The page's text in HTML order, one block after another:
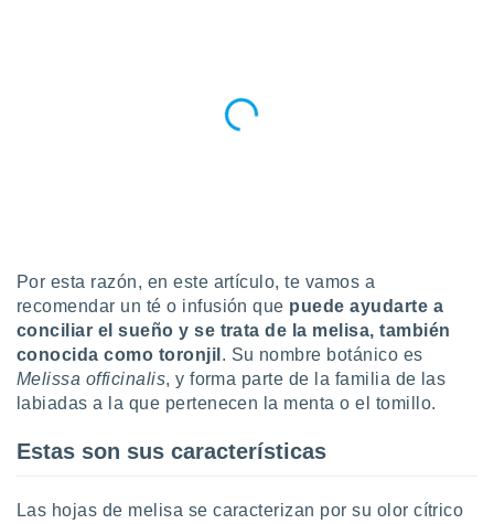
aceptar
de
sitio
En
de que
sean
el sitio
Por esta razón, en este artículo, te vamos a
recomendar un té o infusión que puede ayudarte a
conciliar el sueño y se trata de la melisa, también
conocida como toronjil . Su nombre botánico es
Melissa officinalis, y forma parte de la familia de las
labiadas a la que pertenecen la menta o el tomillo.
Estas son sus características
Las hojas de melisa se caracterizan por su olor cítrico